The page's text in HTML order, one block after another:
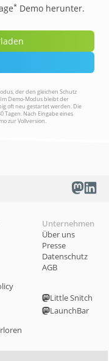
*Demo herunter.
der den gleichen Schutz
Demo-Modus bleibt der
oft neu gestartet werden. Die
Tagen. Nach Eingabe eines
zur Vollversion.
Unternehmen
Über uns
Presse
Datenschutz
AGB
Little Snitch
LaunchBar